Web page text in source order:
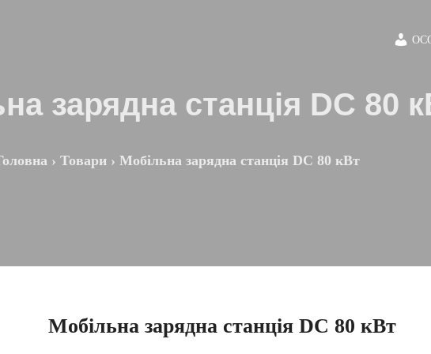
зарядна станція DC 80
› Товари› Мобільна зарядна станція DC 80 кВт
Мобільна зарядна станція DC 80 кВт